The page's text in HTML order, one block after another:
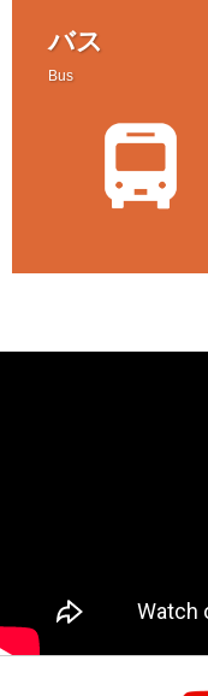
バス
Bus